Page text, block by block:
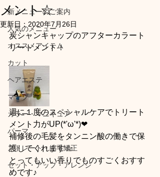
新メニューのご案内
人気のメニュー
オススメアイテム
カット
ヘアエステ
マーブ
カラー・マニキュア
パーマ
ストレート・縮毛矯正
セット・アップ・アレンジ
メント☆
更新日： 2020年7月26日
炭シャンキャップのアフターカラート
リートメント！
週に１度のスペシャルケアでトリート
メント力がUP(*'ω'*)❤
補修後の毛髪をタンニン酸の働きで保
護してくれます☆
とってもいい香りでものすごくおすす
めです♪